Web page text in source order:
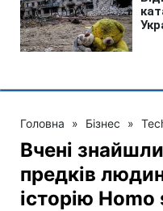
Головна » Бізнес »
Вчені
предків
історію